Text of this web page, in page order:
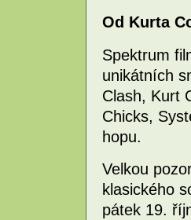
Od Kurta
Spektrum
unikátních
Clash, Kurt
Chicks,
hopu.
Velkou
klasického
pátek 19.